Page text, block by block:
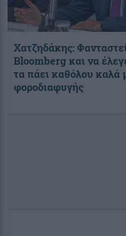
Χατζηδάκης:
Bloomberg και να
τα πάει καθόλου καλά
φοροδιαφυγής